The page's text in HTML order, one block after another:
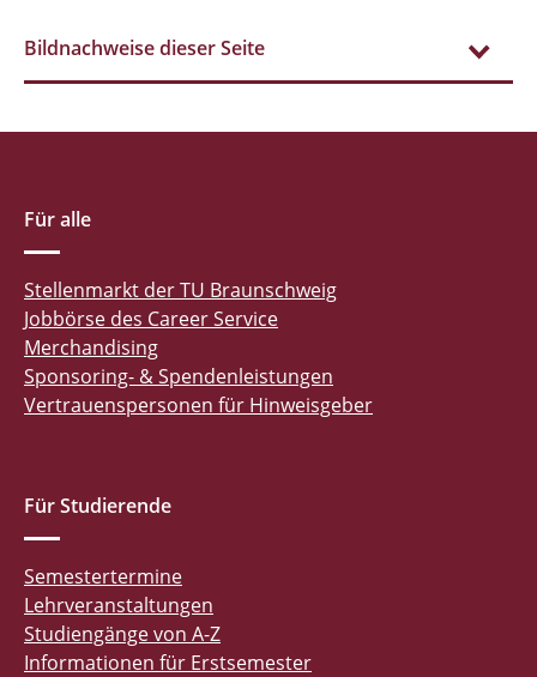
Bildnachweise dieser Seite
Für alle
Stellenmarkt der TU Braunschweig
Jobbörse des Career Service
Merchandising
Sponsoring- & Spendenleistungen
Vertrauenspersonen für Hinweisgeber
Für Studierende
Semestertermine
Lehrveranstaltungen
Studiengänge von A-Z
Informationen für Erstsemester